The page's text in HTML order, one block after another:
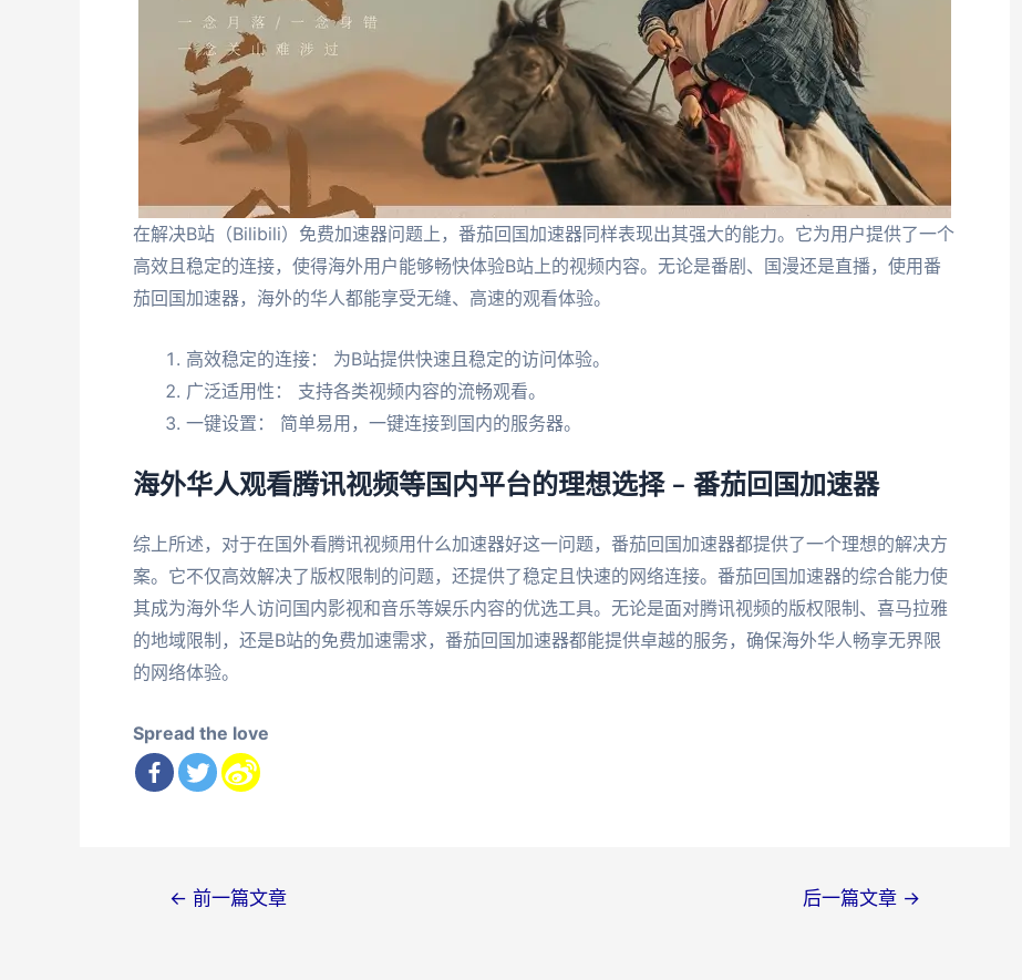
在解决B站（Bilibili）免费加速器问题上，番茄回国加速器同样表现出其强大的能力。它为用户提供了一个
高效且稳定的连接，使得海外用户能够畅快体验B站上的视频内容。无论是番剧、国漫还是直播，使用番
茄回国加速器，海外的华人都能享受无缝、高速的观看体验。
高效稳定的连接： 为B站提供快速且稳定的访问体验。
广泛适用性： 支持各类视频内容的流畅观看。
一键设置： 简单易用，一键连接到国内的服务器。
海外华人观看腾讯视频等国内平台的理想选择 – 番茄回国加速器
综上所述，对于在国外看腾讯视频用什么加速器好这一问题，番茄回国加速器都提供了一个理想的解决方
案。它不仅高效解决了版权限制的问题，还提供了稳定且快速的网络连接。番茄回国加速器的综合能力使
其成为海外华人访问国内影视和音乐等娱乐内容的优选工具。无论是面对腾讯视频的版权限制、喜马拉雅
的地域限制，还是B站的免费加速需求，番茄回国加速器都能提供卓越的服务，确保海外华人畅享无界限
的网络体验。
Spread the love
← 前一篇文章 后一篇文章 →